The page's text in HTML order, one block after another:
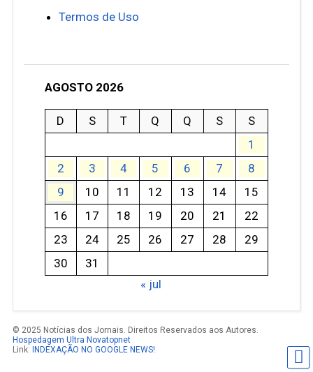
Termos de Uso
AGOSTO 2026
D S T Q Q S
S
1
2
3 4 5 6 7
8
9
10 11 12 13 14
15
16
17 18 19 20 21
22
23
24 25 26 27 28
29
30
31
« jul
© 2025 Notícias dos Jornais. Direitos Reservados aos Autores.
Hospedagem Ultra Novatopnet
Link: INDEXAÇÃO NO GOOGLE NEWS!